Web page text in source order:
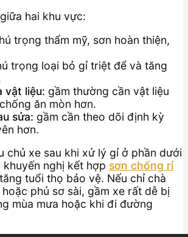
hai khu vực:
trọng thẩm mỹ, sơn hoàn thiện,
trọng loại bỏ gỉ triệt để và tăng
vật liệu: gầm thường cần vật liệu
ăn mòn hơn.
sửa: gầm cần theo dõi định kỳ
hơn.
chủ xe sau khi xử lý gỉ ở phần dưới
nghị kết hợp sơn chống rỉ
tuổi thọ bảo vệ. Nếu chỉ chà
phủ sơ sài, gầm xe rất dễ bị
mùa mưa hoặc khi đi đường